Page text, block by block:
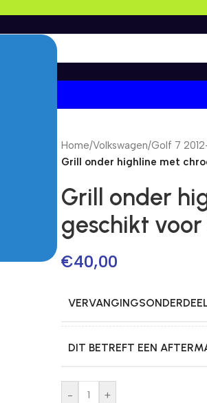
Home/Volkswagen/Golf 7
Grill onder highline met
Grill onder
geschikt voor
€40,00
DIT BETREFT EEN
- +